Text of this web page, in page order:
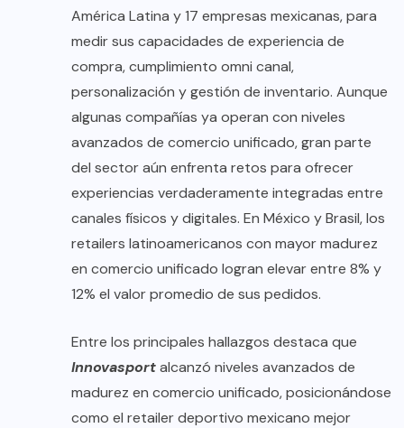
América Latina y 17 empresas mexicanas, para
medir sus capacidades de experiencia de
compra, cumplimiento omni canal,
personalización y gestión de inventario. Aunque
algunas compañías ya operan con niveles
avanzados de comercio unificado, gran parte
del sector aún enfrenta retos para ofrecer
experiencias verdaderamente integradas entre
canales físicos y digitales. En México y Brasil, los
retailers latinoamericanos con mayor madurez
en comercio unificado logran elevar entre 8% y
12% el valor promedio de sus pedidos.
Entre los principales hallazgos destaca que
Innovasportalcanzó niveles avanzados de
madurez en comercio unificado, posicionándose
como el retailer deportivo mexicano mejor